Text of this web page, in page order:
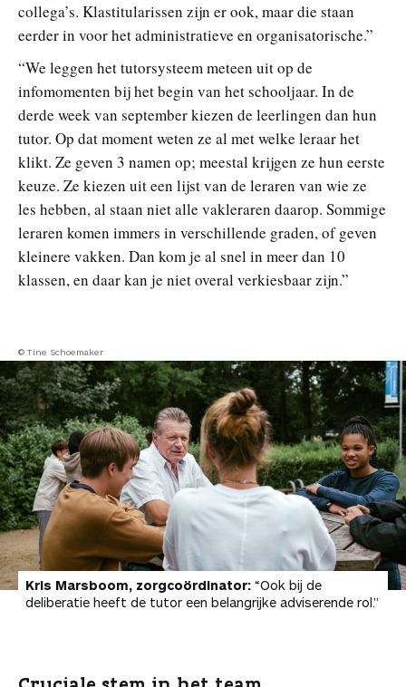
collega’s. Klastitularissen zijn er ook, maar die staan
eerder in voor het administratieve en organisatorische.”
“We leggen het tutorsysteem meteen uit op de
infomomenten bij het begin van het schooljaar. In de
derde week van september kiezen de leerlingen dan hun
tutor. Op dat moment weten ze al met welke leraar het
klikt. Ze geven 3 namen op; meestal krijgen ze hun eerste
keuze. Ze kiezen uit een lijst van de leraren van wie ze
les hebben, al staan niet alle vakleraren daarop. Sommige
leraren komen immers in verschillende graden, of geven
kleinere vakken. Dan kom je al snel in meer dan 10
klassen, en daar kan je niet overal verkiesbaar zijn.”
© Tine Schoemaker
Kris Marsboom, zorgcoördinator: “Ook bij de
deliberatie heeft de tutor een belangrijke adviserende rol.”